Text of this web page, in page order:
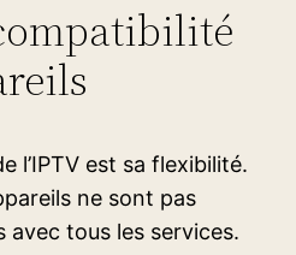
l’IPTV est sa flexibilité.
ne sont pas
tous les services.